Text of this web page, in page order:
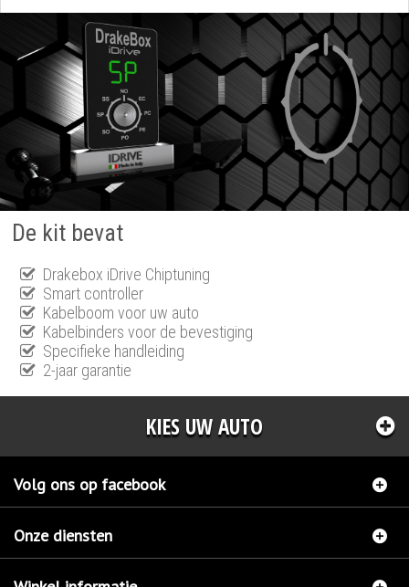
De kit bevat
Drakebox iDrive Chiptuning
Smart controller
Kabelboom voor uw auto
Kabelbinders voor de bevestiging
Specifieke handleiding
2-jaar garantie
KIES UW AUTO
Volg ons op facebook
Onze diensten